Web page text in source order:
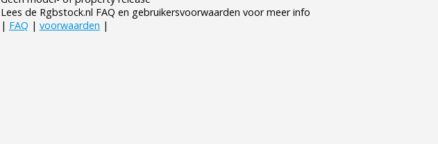
Lees de Rgbstock.nl FAQ en gebruikersvoorwaarden voor meer info
| FAQ | voorwaarden |